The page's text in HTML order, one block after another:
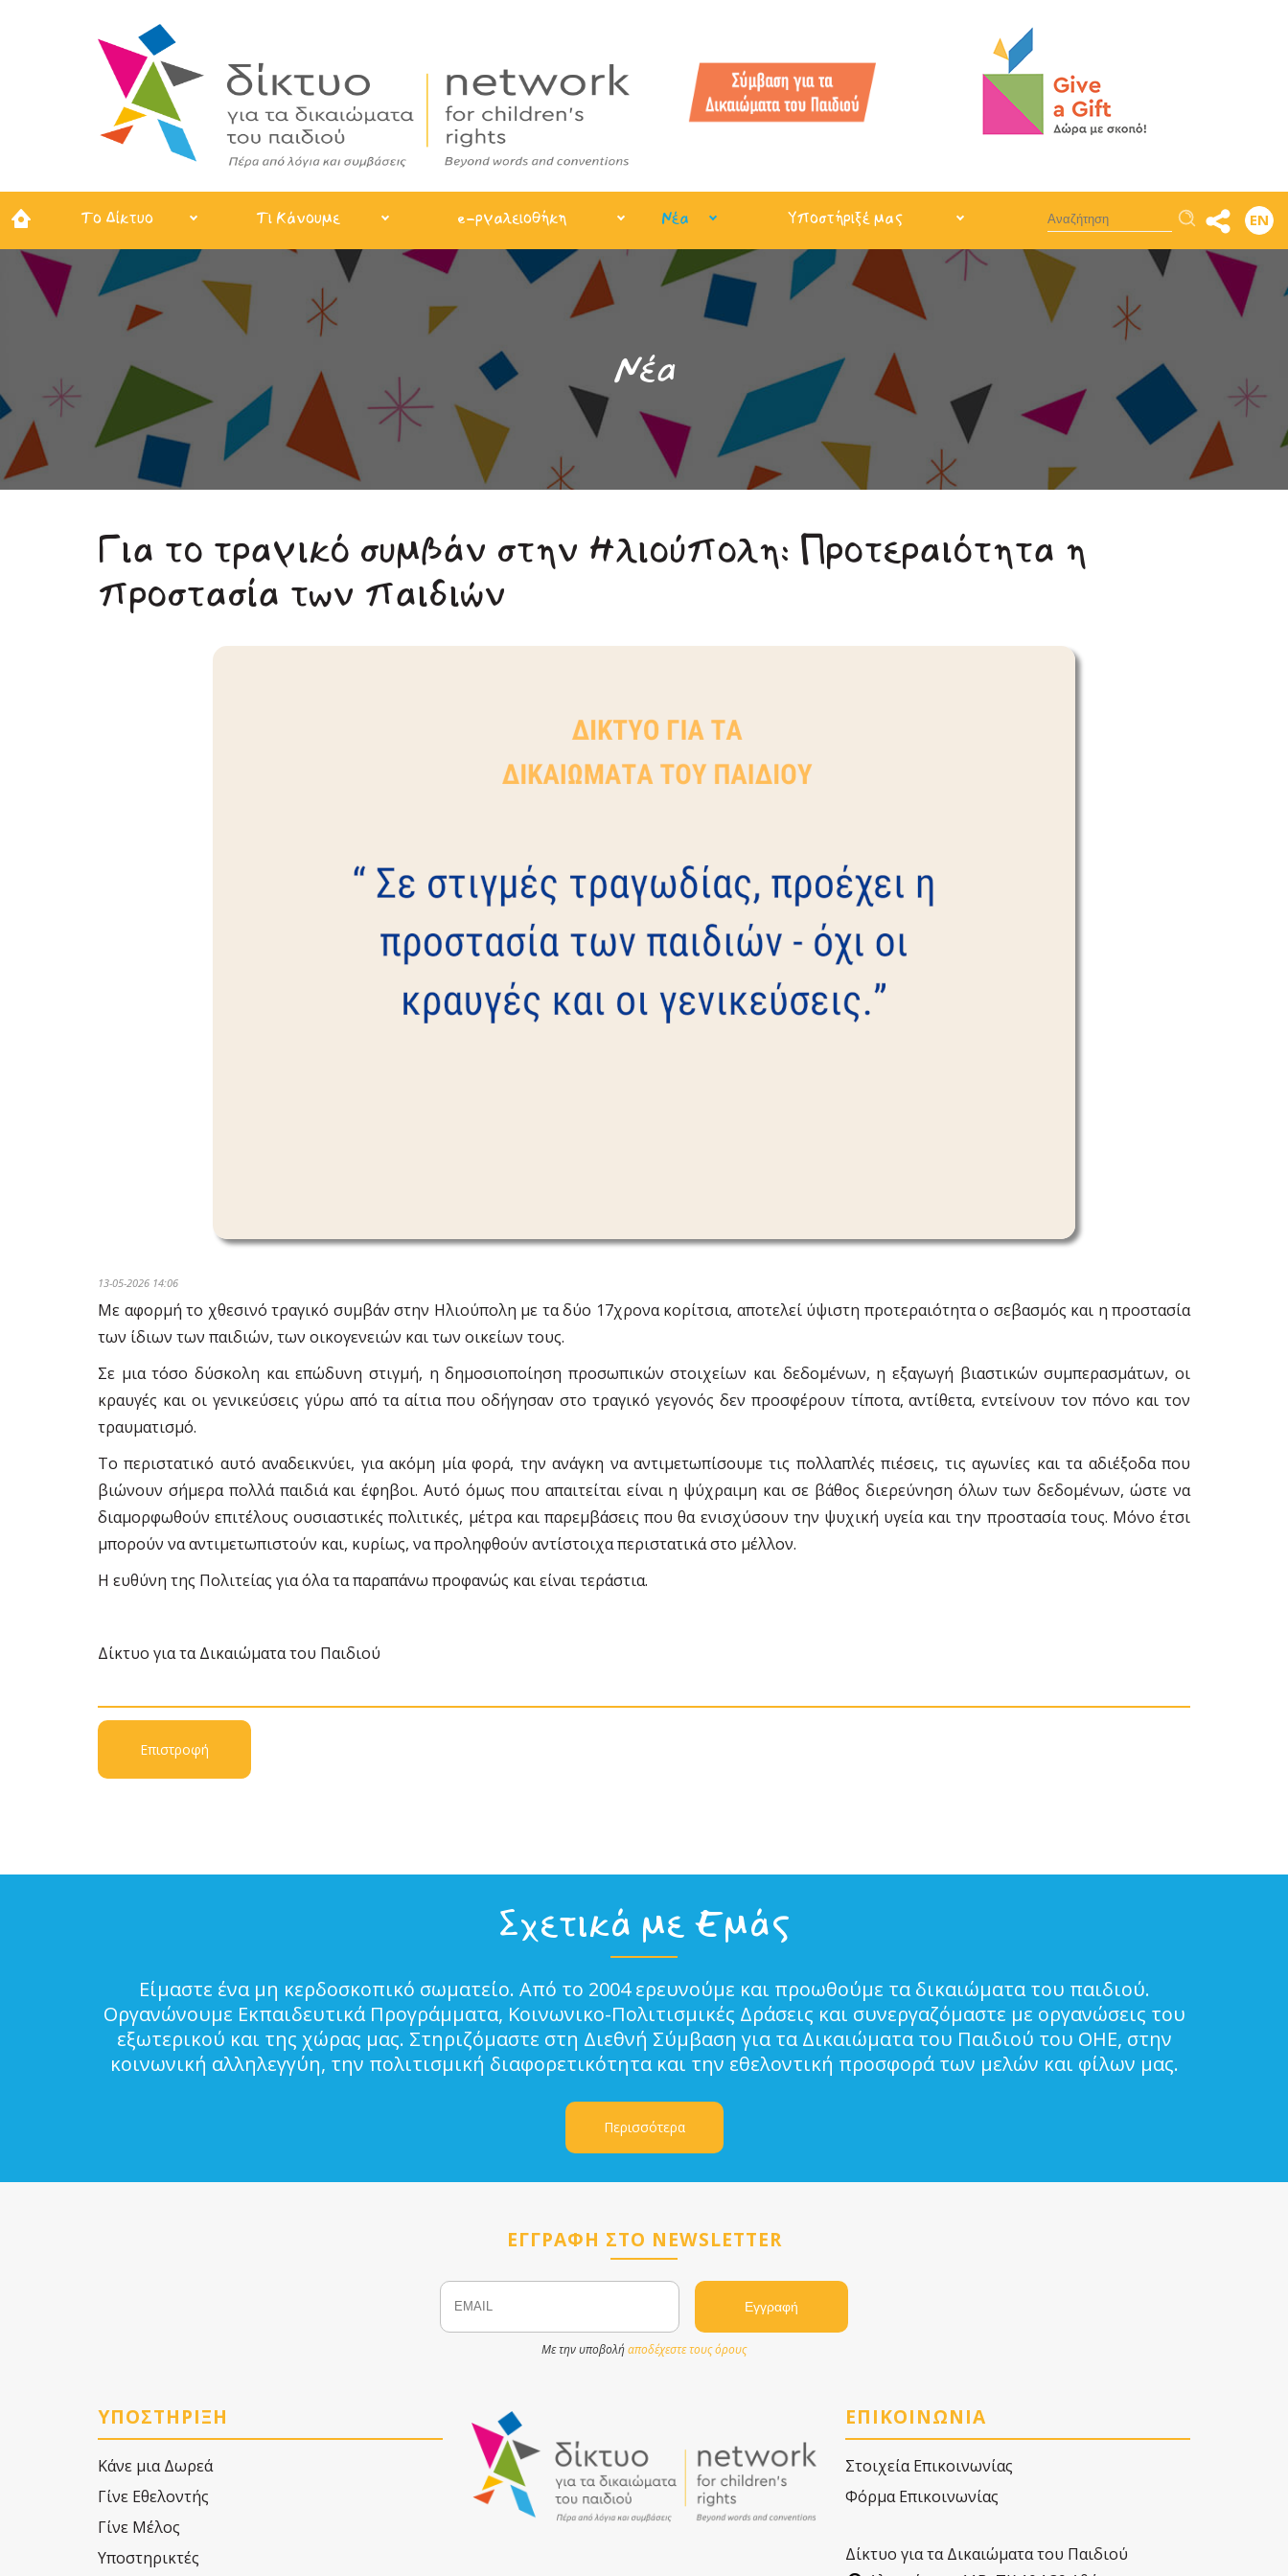
Το Δίκτυο Τι Κάνουμε e-ργαλειοθήκη Νέα Υποστήριξέ μας Αναζήτηση EN
Νέα
Για το τραγικό συμβάν στην Ηλιούπολη: Προτεραιότητα η
προστασία των παιδιών
13-05-2026 14:06
Με αφορμή το χθεσινό τραγικό συμβάν στην Ηλιούπολη με τα δύο 17χρονα κορίτσια, αποτελεί ύψιστη προτεραιότητα ο σεβασμός και η προστασία
των ίδιων των παιδιών, των οικογενειών και των οικείων τους.
Σε μια τόσο δύσκολη και επώδυνη στιγμή, η δημοσιοποίηση προσωπικών στοιχείων και δεδομένων, η εξαγωγή βιαστικών συμπερασμάτων, οι
κραυγές και οι γενικεύσεις γύρω από τα αίτια που οδήγησαν στο τραγικό γεγονός δεν προσφέρουν τίποτα, αντίθετα, εντείνουν τον πόνο και τον
τραυματισμό.
Το περιστατικό αυτό αναδεικνύει, για ακόμη μία φορά, την ανάγκη να αντιμετωπίσουμε τις πολλαπλές πιέσεις, τις αγωνίες και τα αδιέξοδα που
βιώνουν σήμερα πολλά παιδιά και έφηβοι. Αυτό όμως που απαιτείται είναι η ψύχραιμη και σε βάθος διερεύνηση όλων των δεδομένων, ώστε να
διαμορφωθούν επιτέλους ουσιαστικές πολιτικές, μέτρα και παρεμβάσεις που θα ενισχύσουν την ψυχική υγεία και την προστασία τους. Μόνο έτσι
μπορούν να αντιμετωπιστούν και, κυρίως, να προληφθούν αντίστοιχα περιστατικά στο μέλλον.
Η ευθύνη της Πολιτείας για όλα τα παραπάνω προφανώς και είναι τεράστια.
Δίκτυο για τα Δικαιώματα του Παιδιού
Επιστροφή
Σχετικά με Εμάς
Είμαστε ένα μη κερδοσκοπικό σωματείο. Από το 2004 ερευνούμε και προωθούμε τα δικαιώματα του παιδιού.
Οργανώνουμε Εκπαιδευτικά Προγράμματα, Κοινωνικο-Πολιτισμικές Δράσεις και συνεργαζόμαστε με οργανώσεις του
εξωτερικού και της χώρας μας. Στηριζόμαστε στη Διεθνή Σύμβαση για τα Δικαιώματα του Παιδιού του ΟΗΕ, στην
κοινωνική αλληλεγγύη, την πολιτισμική διαφορετικότητα και την εθελοντική προσφορά των μελών και φίλων μας.
Περισσότερα
ΕΓΓΡΑΦΗ ΣΤΟ NEWSLETTER
Email Name
Με την υποβολήαποδέχεστε τους όρους
ΥΠΟΣΤΗΡΙΞΗ
Κάνε μια Δωρεά
Γίνε Εθελοντής
Γίνε Μέλος
Υποστηρικτές
ΕΠΙΚΟΙΝΩΝΙΑ
Στοιχεία Επικοινωνίας
Φόρμα Επικοινωνίας
Δίκτυο για τα Δικαιώματα του Παιδιού